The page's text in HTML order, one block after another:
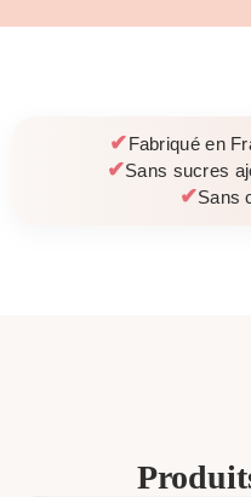
Fabriqué en
Sans sucres
Sans